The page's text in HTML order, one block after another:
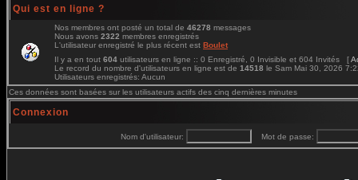
Qui est en ligne ?
Nos membres ont posté un total de 46278 messages
Nous avons 2322 membres enregistrés
L'utilisateur enregistré le plus récent est Boulet
Il y a en tout 604 utilisateurs en ligne :: 0 Enregistré, 0 Invisible et 604 Invités [
Le record du nombre d'utilisateurs en ligne est de 14518 le Sam Mai 30, 2026
Utilisateurs enregistrés: Aucun
Ces données sont basées sur les utilisateurs actifs des cinq dernières minutes
Connexion
Nom d'utilisateur: Mot de passe: